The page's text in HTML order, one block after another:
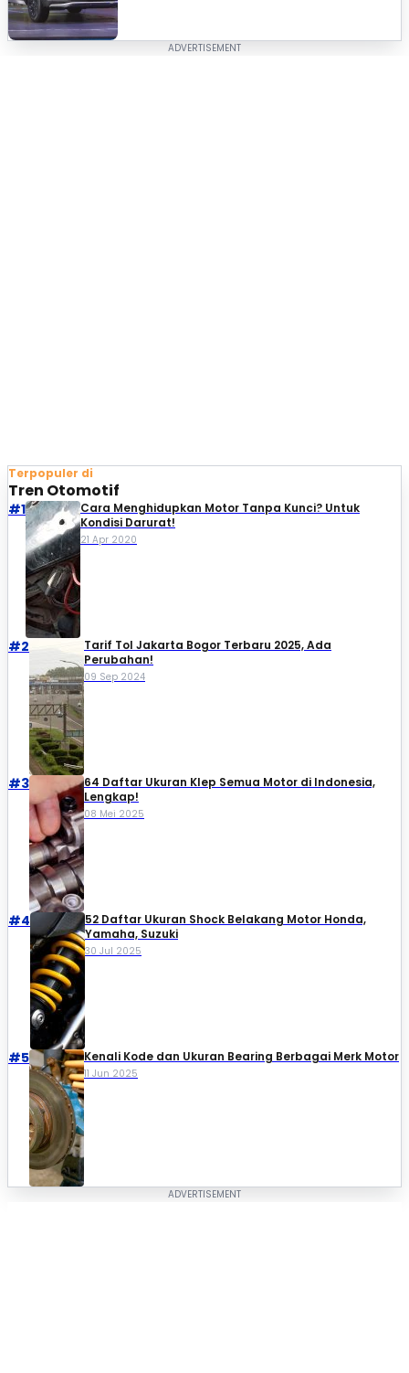
Terpopuler di
Tren Otomotif
#1
Cara Menghidupkan Motor Tanpa Kunci? Untuk
Kondisi Darurat!
21 Apr 2020
#2
Tarif Tol Jakarta Bogor Terbaru 2025, Ada
Perubahan!
09 Sep 2024
#3
64 Daftar Ukuran Klep Semua Motor di Indonesia,
Lengkap!
08 Mei 2025
#4
52 Daftar Ukuran Shock Belakang Motor Honda,
Yamaha, Suzuki​
30 Jul 2025
#5 Kenali Kode dan Ukuran Bearing Berbagai Merk Motor
11 Jun 2025